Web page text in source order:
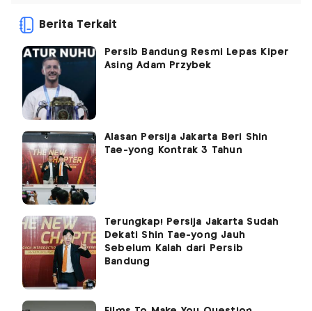
Berita Terkait
Persib Bandung Resmi Lepas Kiper
Asing Adam Przybek
Alasan Persija Jakarta Beri Shin
Tae-yong Kontrak 3 Tahun
Terungkap! Persija Jakarta Sudah
Dekati Shin Tae-yong Jauh
Sebelum Kalah dari Persib
Bandung